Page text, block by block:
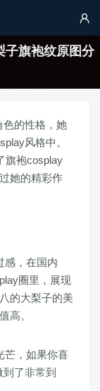

子旗袍纹原图分
色的性格，她
风格中。
旗袍cosplay
她的精彩作
感，在国内
圈里，展现
的大梨子的美
高。
芒，如果你喜
了非常到